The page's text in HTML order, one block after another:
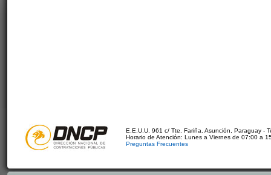
E.E.U.U. 961 c/ Tte. Fariña. Asunción, Paraguay -
Horario de Atención: Lunes a Viernes de 07:00 a
Preguntas Frecuentes